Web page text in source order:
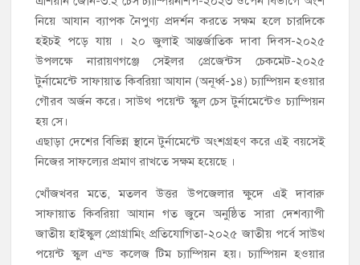
নিয়ে আযান ব্যাপক নৈপুণ্য প্রদর্শন করতে সক্ষম হলে চারদিকে
হইচই পড়ে যায় । ২০ জুলাই আন্তর্জাতিক দাবা দিবস-২০২৫
উপলক্ষে নারায়ণগঞ্জে সেইলর প্রেজেন্টস চেকমেট-২০২৫
টুর্নামেন্টে সাফায়াত কিবরিয়া আযান (অনূর্ধ্ব-১৪) চ্যাম্পিয়ন হওয়ার
গৌরব অর্জন করে। সাউথ পয়েন্ট স্কুল চেস টুর্নামেন্টেও চ্যাম্পিয়ন
হয় সে।
এছাড়া দেশের বিভিন্ন স্থানে টুর্নামেন্টে অংশগ্রহণ করে এই বয়সেই
নিজের সাফল্যের প্রমাণ রাখতে সক্ষম হয়েছে ।
খোঁজখবর মতে, মতলব উত্তর উপজেলার ক্ষুদে এই দাবারু
সাফায়াত কিবরিয়া আযান গত জুনে অনুষ্ঠিত সারা দেশব্যাপী
জাতীয় হাইস্কুল প্রোগ্রামিং প্রতিযোগিতা-২০২৫ জাতীয় পর্বে সাউথ
পয়েন্ট স্কুল এন্ড কলেজ টিম চ্যাম্পিয়ন হয়। চ্যাম্পিয়ন হওয়ার